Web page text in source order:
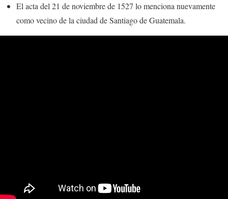
El acta del 21 de noviembre de 1527 lo menciona nuevamente
como vecino de la ciudad de Santiago de Guatemala.